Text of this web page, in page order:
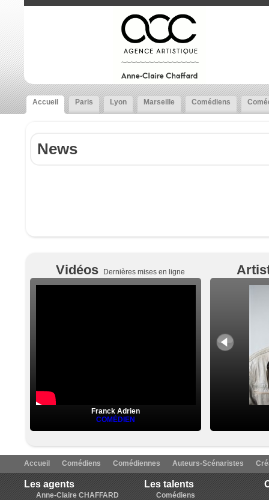
Accueil Paris Lyon Marseille Comédiens
News
Vidéos Dernières mises en ligne
Franck Adrien
COMÉDIEN
Accueil Comédiens Comédiennes Auteurs-Scénaristes
Les agents
Anne-Claire CHAFFARD
Les talents
Comédiens